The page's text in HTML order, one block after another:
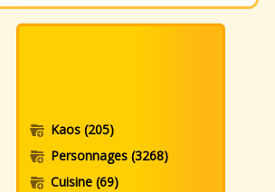
Kaos (205)
Personnages (3268)
Cuisine (69)